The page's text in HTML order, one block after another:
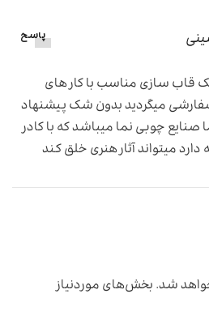
پاسخ
یک قاب سازی مناسب با کار های
میگردید بدون شک پیشنهاد
چوبی نما میباشد که با کادر
میتواند آثار هنری خلق کند
شد.بخش‌های موردنیاز